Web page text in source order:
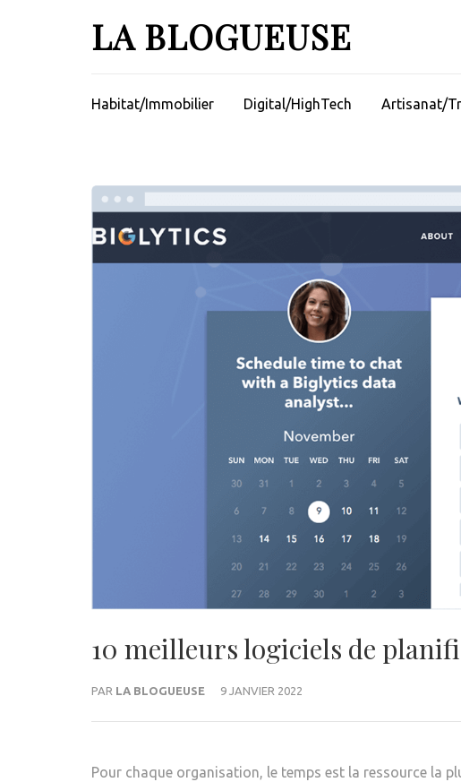
LA BLOGUEUSE
Habitat/Immobilier Digital/HighTech Artisanat/
10 meilleurs logiciels de
PAR LA BLOGUEUSE 9 JANVIER 2022
Pour chaque organisation, le temps est la ressource la